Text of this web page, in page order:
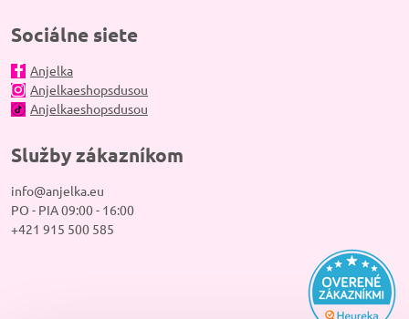
Sociálne siete
Anjelka
Anjelkaeshopsdusou
Anjelkaeshopsdusou
Služby zákazníkom
info@anjelka.eu
PO - PIA 09:00 - 16:00
+421 915 500 585